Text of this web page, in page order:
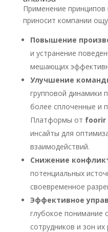
Применение принципов
приносит компании
Повышение
и устранение
мешающих
Улучшение
групповой динамики
более сплоченные и
Платформы от foorir
инсайты для
взаимодействий.
Снижение
потенциальных
своевременное
Эффективное
глубокое понимание
сотрудников и зон их